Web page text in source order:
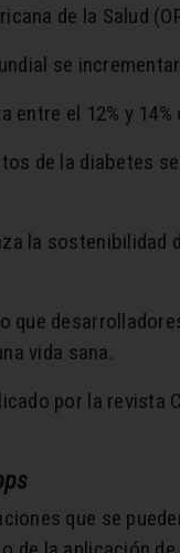
de la Salud
se
entre el 12% y
de la diabetes
la
que
vida sana.
por la revista
que se